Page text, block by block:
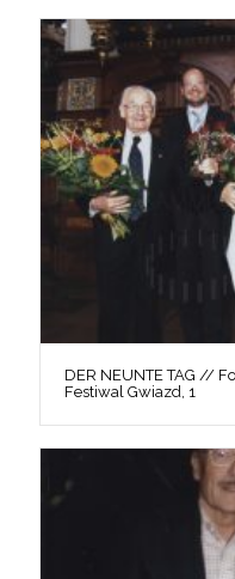
DER NEUNTE TAG //
Festiwal Gwiazd, 1